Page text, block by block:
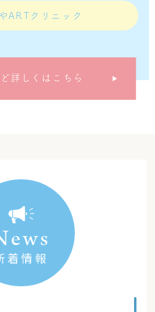
ARTクリニック
詳しくはこちら
着情報